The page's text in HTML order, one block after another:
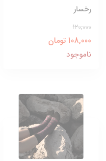
رخسار
120,000
108,000 تومان
ناموجود